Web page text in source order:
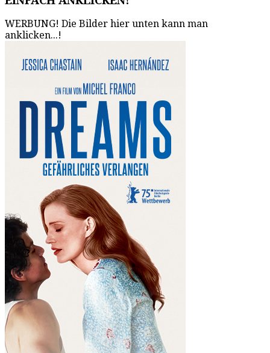
WERBUNG! Die Bilder hier unten kann man
anklicken...!